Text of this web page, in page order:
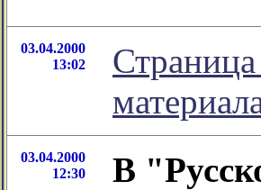
03.04.2000
13:02
03.04.2000
12:30
В